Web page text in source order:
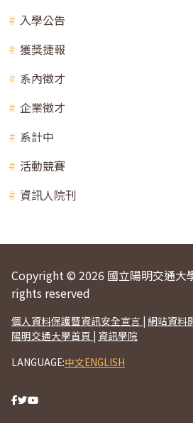
入學公告
獲獎捷報
系內徵才
企業徵才
系計中
活動競賽
資訊人院刊
Copyright © 2026 國立陽明交通大
rights reserved
個人資料保護暨資訊安全宣言 | 網站資料
陽明交通大學首頁 | 資訊學院
LANGUAGE:中文ENGLISH